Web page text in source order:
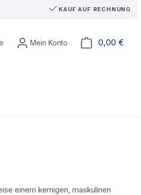
KAUF AUF RECHNUNG
dem Merkzettel 0,00 €
einem kernigen, maskulinen